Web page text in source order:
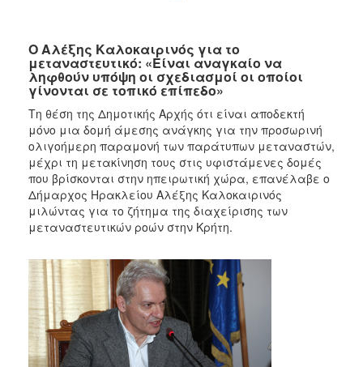
ΕΠΙΣΚΕΠΤΗΣ
ΗΡΑΚΛΕΙΟ
Ο Αλέξης Καλοκαιρινός για το
μεταναστευτικό: «Είναι αναγκαίο να
ληφθούν υπόψη οι σχεδιασμοί οι οποίοι
γίνονται σε τοπικό επίπεδο»
Τη θέση της Δημοτικής Αρχής ότι είναι αποδεκτή
μόνο μια δομή άμεσης ανάγκης για την προσωρινή
ολιγοήμερη παραμονή των παράτυπων μεταναστών,
μέχρι τη μετακίνηση τους στις υφιστάμενες δομές
που βρίσκονται στην ηπειρωτική χώρα, επανέλαβε ο
Δήμαρχος Ηρακλείου Αλέξης Καλοκαιρινός
μιλώντας για το ζήτημα της διαχείρισης των
μεταναστευτικών ροών στην Κρήτη.